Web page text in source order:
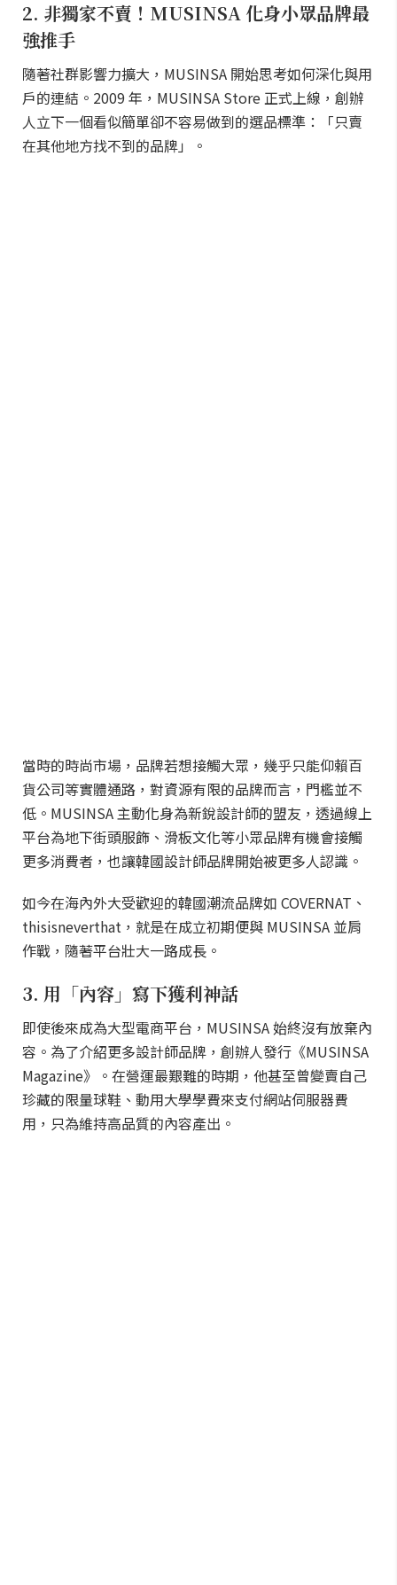
2. 非獨家不賣！MUSINSA 化身小眾品牌最
強推手
隨著社群影響力擴大，MUSINSA 開始思考如何深化與用
戶的連結。2009 年，MUSINSA Store 正式上線，創辦
人立下一個看似簡單卻不容易做到的選品標準：「只賣
在其他地方找不到的品牌」。
當時的時尚市場，品牌若想接觸大眾，幾乎只能仰賴百
貨公司等實體通路，對資源有限的品牌而言，門檻並不
低。MUSINSA 主動化身為新銳設計師的盟友，透過線上
平台為地下街頭服飾、滑板文化等小眾品牌有機會接觸
更多消費者，也讓韓國設計師品牌開始被更多人認識。
如今在海內外大受歡迎的韓國潮流品牌如 COVERNAT、
thisisneverthat，就是在成立初期便與 MUSINSA 並肩
作戰，隨著平台壯大一路成長。
3. 用「內容」寫下獲利神話
即使後來成為大型電商平台，MUSINSA 始終沒有放棄內
容。為了介紹更多設計師品牌，創辦人發行《MUSINSA
Magazine》。在營運最艱難的時期，他甚至曾變賣自己
珍藏的限量球鞋、動用大學學費來支付網站伺服器費
用，只為維持高品質的內容產出。